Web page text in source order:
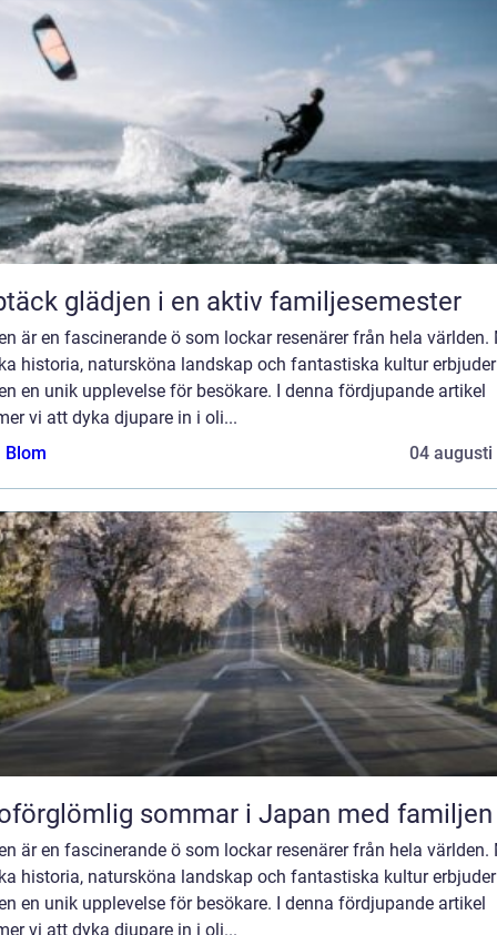
glädjen i en aktiv familjesemester
är en fascinerande ö som lockar resenärer från hela världen.
historia, natursköna landskap och fantastiska kultur erbjuder
en unik upplevelse för besökare. I denna fördjupande artikel
vi att dyka djupare in i oli...
Blom
04 augusti
sommar i Japan med familjen
är en fascinerande ö som lockar resenärer från hela världen.
historia, natursköna landskap och fantastiska kultur erbjuder
en unik upplevelse för besökare. I denna fördjupande artikel
vi att dyka djupare in i oli...